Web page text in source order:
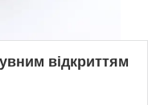
відкриттям